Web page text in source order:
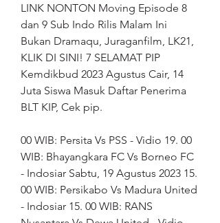
LINK NONTON Moving Episode 8
dan 9 Sub Indo Rilis Malam Ini
Bukan Dramaqu, Juraganfilm, LK21,
KLIK DI SINI! 7 SELAMAT PIP
Kemdikbud 2023 Agustus Cair, 14
Juta Siswa Masuk Daftar Penerima
BLT KIP, Cek pip.
00 WIB: Persita Vs PSS - Vidio 19. 00
WIB: Bhayangkara FC Vs Borneo FC
- Indosiar Sabtu, 19 Agustus 2023 15.
00 WIB: Persikabo Vs Madura United
- Indosiar 15. 00 WIB: RANS